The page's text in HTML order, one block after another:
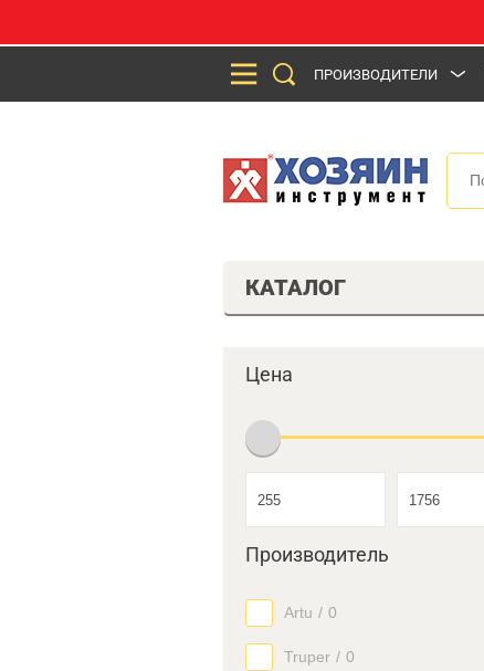
ПРОИЗВОДИТЕЛИ
КАТАЛОГ
Цена
Производитель
Artu / 0
Truper / 0